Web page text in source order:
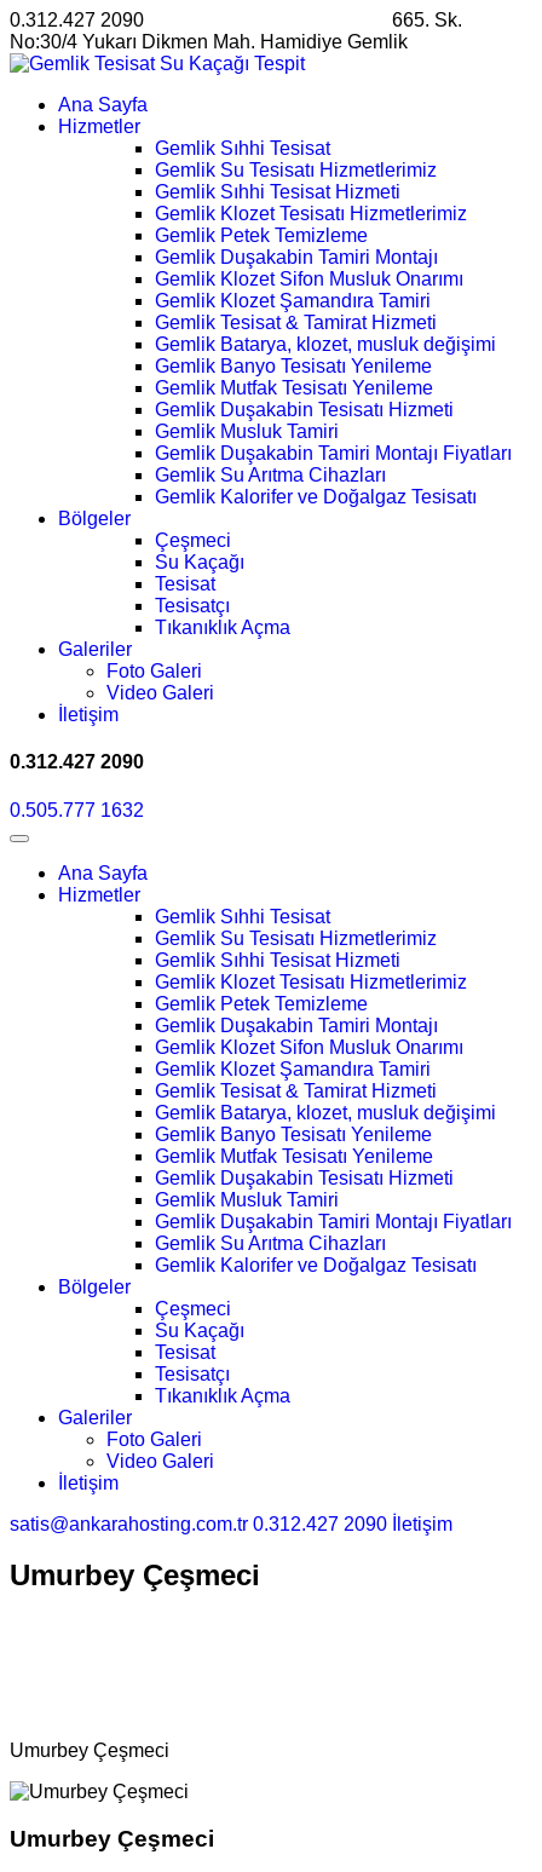
0.312.427 2090
665. Sk.
No:30/4 Yukarı Dikmen Mah. Hamidiye Gemlik
Ana Sayfa
Hizmetler
Gemlik Sıhhi Tesisat
Gemlik Su Tesisatı Hizmetlerimiz
Gemlik Sıhhi Tesisat Hizmeti
Gemlik Klozet Tesisatı Hizmetlerimiz
Gemlik Petek Temizleme
Gemlik Duşakabin Tamiri Montajı
Gemlik Klozet Sifon Musluk Onarımı
Gemlik Klozet Şamandıra Tamiri
Gemlik Tesisat & Tamirat Hizmeti
Gemlik Batarya, klozet, musluk değişimi
Gemlik Banyo Tesisatı Yenileme
Gemlik Mutfak Tesisatı Yenileme
Gemlik Duşakabin Tesisatı Hizmeti
Gemlik Musluk Tamiri
Gemlik Duşakabin Tamiri Montajı Fiyatları
Gemlik Su Arıtma Cihazları
Gemlik Kalorifer ve Doğalgaz Tesisatı
Bölgeler
Çeşmeci
Su Kaçağı
Tesisat
Tesisatçı
Tıkanıklık Açma
Galeriler
Foto Galeri
Video Galeri
İletişim
0.312.427 2090
0.505.777 1632
Ana Sayfa
Hizmetler
Gemlik Sıhhi Tesisat
Gemlik Su Tesisatı Hizmetlerimiz
Gemlik Sıhhi Tesisat Hizmeti
Gemlik Klozet Tesisatı Hizmetlerimiz
Gemlik Petek Temizleme
Gemlik Duşakabin Tamiri Montajı
Gemlik Klozet Sifon Musluk Onarımı
Gemlik Klozet Şamandıra Tamiri
Gemlik Tesisat & Tamirat Hizmeti
Gemlik Batarya, klozet, musluk değişimi
Gemlik Banyo Tesisatı Yenileme
Gemlik Mutfak Tesisatı Yenileme
Gemlik Duşakabin Tesisatı Hizmeti
Gemlik Musluk Tamiri
Gemlik Duşakabin Tamiri Montajı Fiyatları
Gemlik Su Arıtma Cihazları
Gemlik Kalorifer ve Doğalgaz Tesisatı
Bölgeler
Çeşmeci
Su Kaçağı
Tesisat
Tesisatçı
Tıkanıklık Açma
Galeriler
Foto Galeri
Video Galeri
İletişim
satis@ankarahosting.com.tr 0.312.427 2090 İletişim
Umurbey Çeşmeci
Umurbey Çeşmeci
Umurbey Çeşmeci